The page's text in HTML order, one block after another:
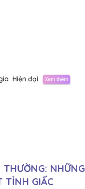
Hiện đại
NHỮNG
TỈNH GIẤC